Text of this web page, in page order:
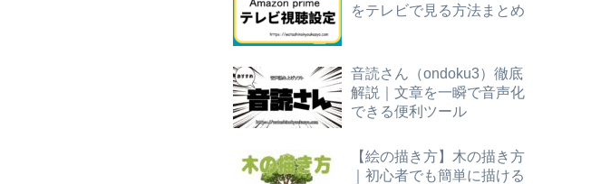
をテレビで見る方法まとめ
音読さん（ondoku3）徹底
解説｜文章を一瞬で音声化
できる便利ツール
【絵の描き方】木の描き方
｜初心者でも簡単に描ける